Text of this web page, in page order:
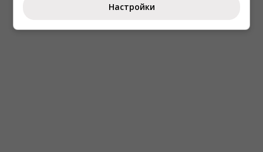
Настройки